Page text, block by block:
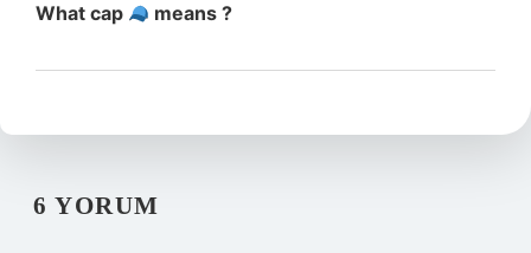
What cap means ?
6 YORUM